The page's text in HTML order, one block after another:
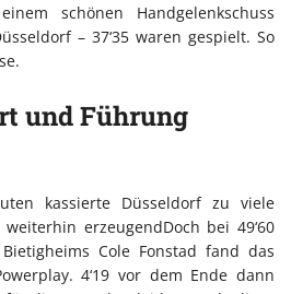
schönen Handgelenkschuss
– 37‘35 waren gespielt. So
und Führung
kassierte Düsseldorf zu viele
erzeugendDoch bei 49‘60
Cole Fonstad fand das
4‘19 vor dem Ende dann